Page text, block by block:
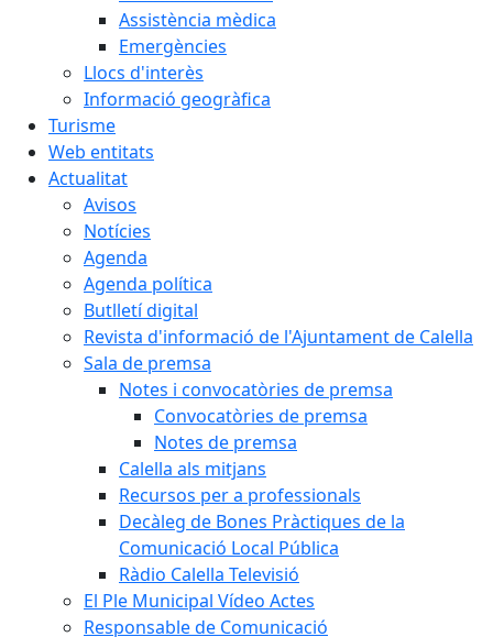
Assistència mèdica
Emergències
Llocs d'interès
Informació geogràfica
Turisme
Web entitats
Actualitat
Avisos
Notícies
Agenda
Agenda política
Butlletí digital
Revista d'informació de l'Ajuntament de Calella
Sala de premsa
Notes i convocatòries de premsa
Convocatòries de premsa
Notes de premsa
Calella als mitjans
Recursos per a professionals
Decàleg de Bones Pràctiques de la
Comunicació Local Pública
Ràdio Calella Televisió
El Ple Municipal Vídeo Actes
Responsable de Comunicació